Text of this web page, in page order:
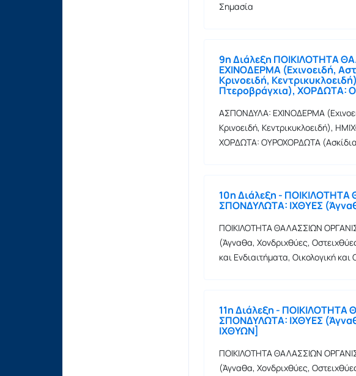
Σημασία
9η Διάλεξη ΠΟΙΚΙΛΟΤΗΤΑ
ΕΧΙΝΟΔΕΡΜΑ (Εχινοειδή,
Κρινοειδή,
Πτεροβράγχια),
ΑΣΠΟΝΔΥΛΑ: ΕΧΙΝΟΔΕΡΜΑ
Κρινοειδή, Κεντρικυκλοειδή),
ΧΟΡΔΩΤΑ: ΟΥΡΟΧΟΡΔΩΤΑ
10η Διάλεξη -
ΣΠΟΝΔΥΛΩΤΑ: ΙΧΘΥΕΣ
ΠΟΙΚΙΛΟΤΗΤΑ ΘΑΛΑΣΣΙΩΝ
(Άγναθα, Χονδριχθύες,
και Ενδιαιτήματα, Οικολογική
11η Διάλεξη -
ΣΠΟΝΔΥΛΩΤΑ: ΙΧΘΥΕΣ
ΙΧΘΥΩΝ]
ΠΟΙΚΙΛΟΤΗΤΑ ΘΑΛΑΣΣΙΩΝ
(Άγναθα, Χονδριχθύες,